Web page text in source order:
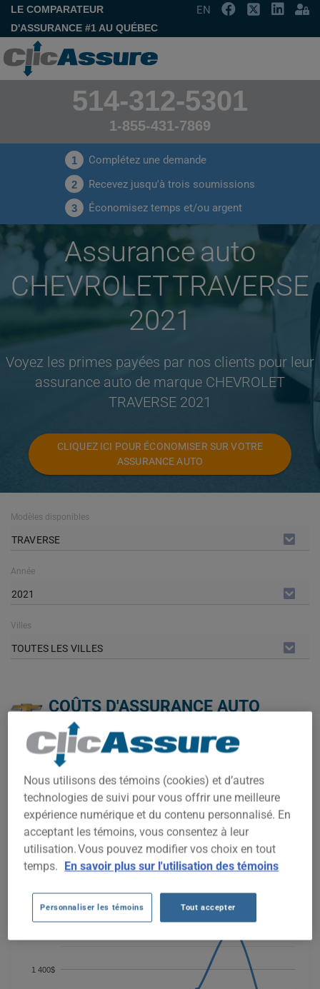
LE COMPARATEUR
D'ASSURANCE #1 AU QUÉBEC
EN
514-312-5301
1-855-431-7869
1 Complétez une demande
2 Recevez jusqu'à trois soumissions
3 Économisez temps et/ou argent
Assurance auto
CHEVROLET TRAVERSE
2021
Voyez les primes payées par nos clients pour leur
assurance auto de marque CHEVROLET
TRAVERSE 2021
CLIQUEZ ICI POUR ÉCONOMISER SUR VOTRE
ASSURANCE AUTO
Modèles disponibles
TRAVERSE
Année
2021
Villes
TOUTES LES VILLES
COÛTS D'ASSURANCE AUTO
CHEVROLET TRAVERSE 2021 AU
FIL DES 5 DERNIÈRES ANNÉES.
Nous n'avons pas encore suffisamment de données
d'assurance auto pour ce véhicule.
Essayez un autre modèle ou une autre année, ou
commencez une soumission pour un prix personnalisé.
Pour trouver la meilleur assurance pour votre véhicule
CHEVROLET TRAVERSE 2021, il est plus important que jamais
de comparer les options disponibles.
1 400$
1 600$
Nous utilisons des témoins (cookies) et d’autres
technologies de suivi pour vous offrir une meilleure
expérience numérique et du contenu personnalisé. En
acceptant les témoins, vous consentez à leur
utilisation. Vous pouvez modifier vos choix en tout
temps. En savoir plus sur l'utilisation des témoins
Personnaliser les témoins Tout accepter